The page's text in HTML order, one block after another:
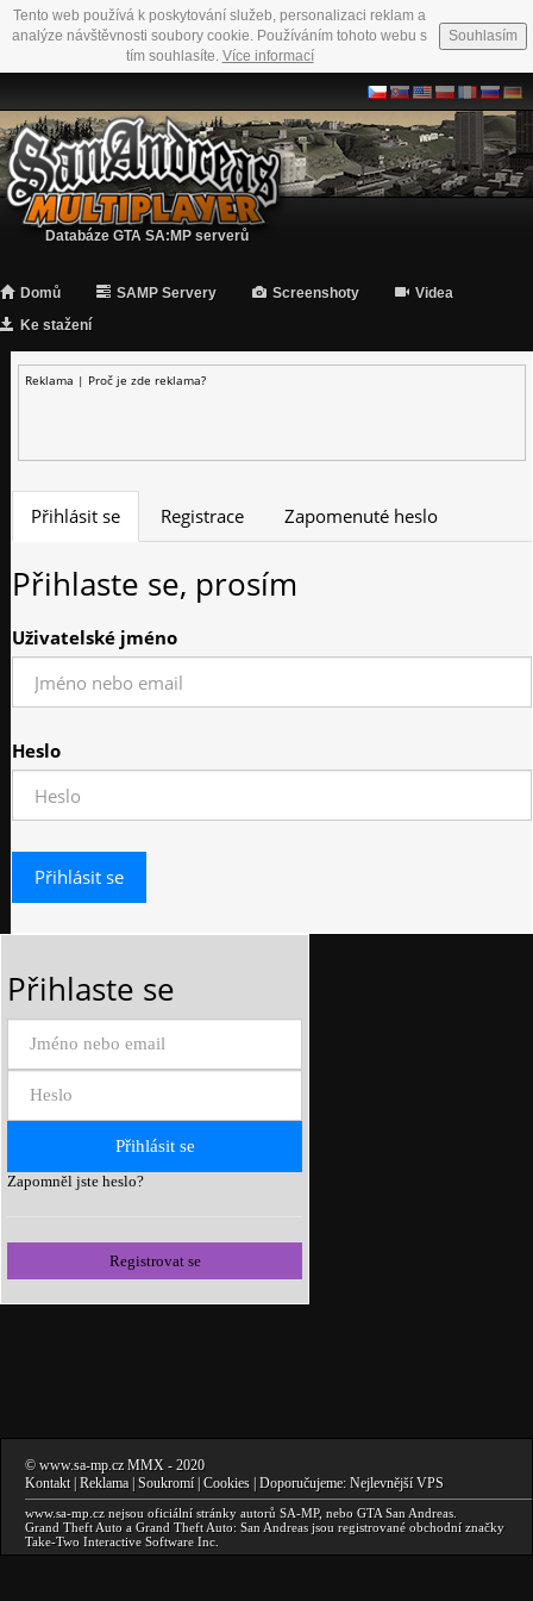
Tento web používá k poskytování služeb, personalizaci reklam a
analýze návštěvnosti soubory cookie. Používáním tohoto webu s
tím souhlasíte. Více informací
Souhlasím
Databáze GTA SA:MP serverů
Domů SAMP Servery Screenshoty
Videa
Ke stažení
Reklama | Proč je zde reklama?
Přihlásit se Registrace Zapomenuté heslo
Přihlaste se, prosím
Uživatelské jméno
Heslo
Přihlaste se
Zapomněl jste heslo?
Registrovat se
© www.sa-mp.cz MMX - 2020
Kontakt| Reklama | Soukromí| Cookies | Doporučujeme: Nejlevnější VPS
www.sa-mp.cz nejsou oficiální stránky autorů SA-MP, nebo GTA San Andreas
Grand Theft Auto a Grand Theft Auto: San Andreas jsou registrované obchodní značky
Take-Two Interactive Software Inc.